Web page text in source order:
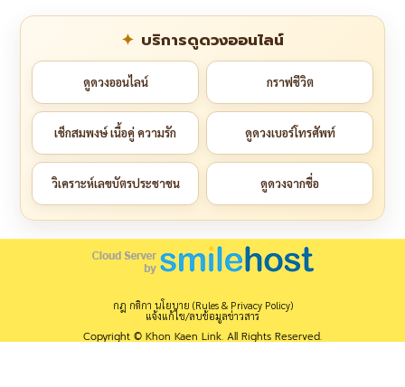
บริการดูดวงออนไลน์
ดูดวงออนไลน์ กราฟชีวิต
เช็กสมพงษ์ เนื้อคู่ ความรัก ดูดวงเบอร์โทรศัพท์
วิเคราะห์เลขบัตรประชาชน ดูดวงจากชื่อ
กฎ กติกา นโยบาย (Rules & Privacy Policy)
แจ้งแก้ไข/ลบข้อมูลข่าวสาร
Copyright © Khon Kaen Link. All Rights Reserved.